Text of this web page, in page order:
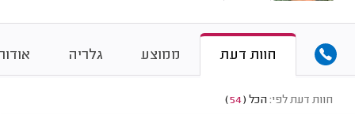
חוות דעת ממוצע גלריה
חוות דעת לפי: הכל (
54
)